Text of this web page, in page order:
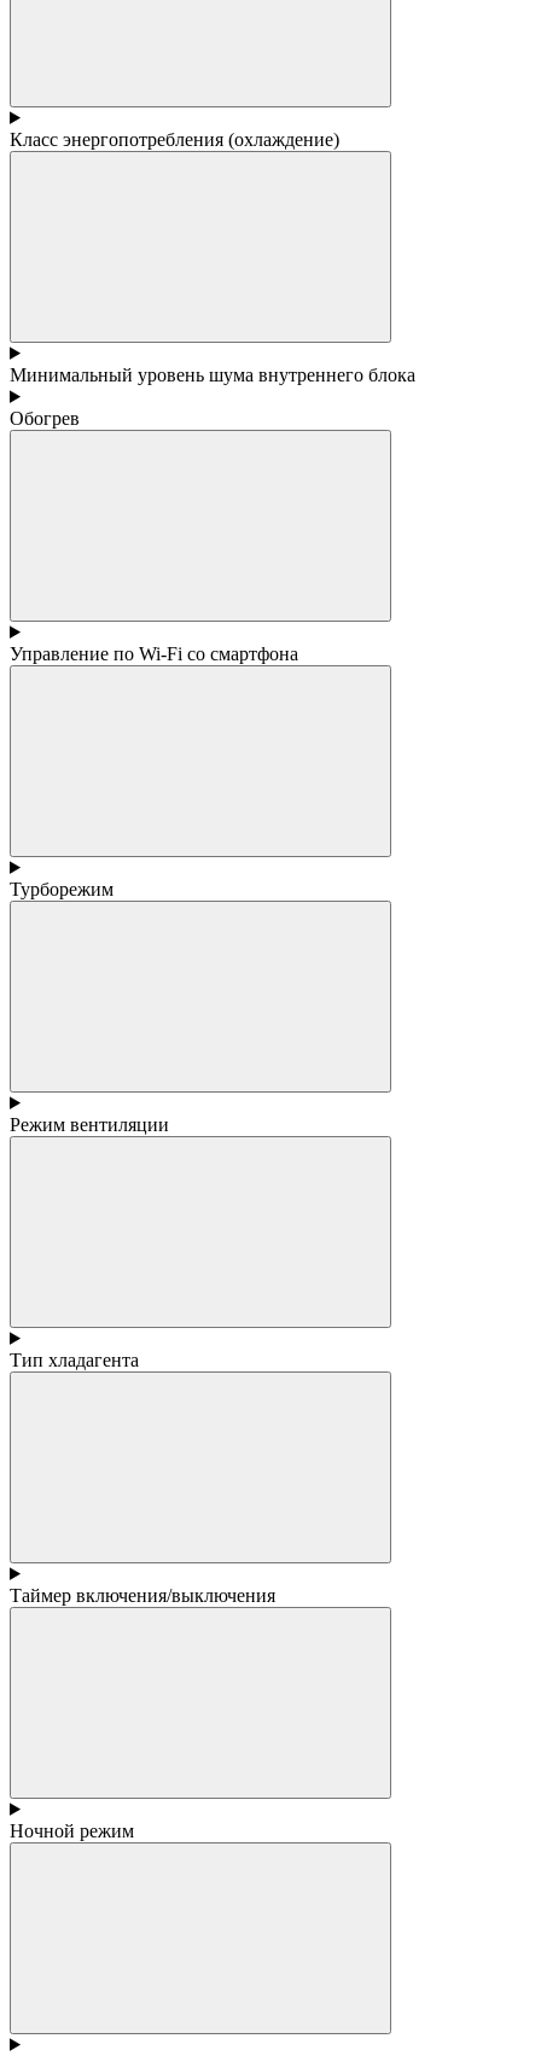
Класс энергопотребления (охлаждение)
Минимальный уровень шума внутреннего блока
Обогрев
Управление по Wi-Fi со смартфона
Турборежим
Режим вентиляции
Тип хладагента
Таймер включения/выключения
Ночной режим